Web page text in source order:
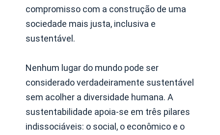
compromisso com a construção de uma
sociedade mais justa, inclusiva e
sustentável.
Nenhum lugar do mundo pode ser
considerado verdadeiramente sustentável
sem acolher a diversidade humana. A
sustentabilidade apoia-se em três pilares
indissociáveis: o social, o econômico e o